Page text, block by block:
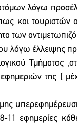
λόγω
και τουριστών
των
λόγω έλλειψης
Τμήματος
της (
11 εφημερίες